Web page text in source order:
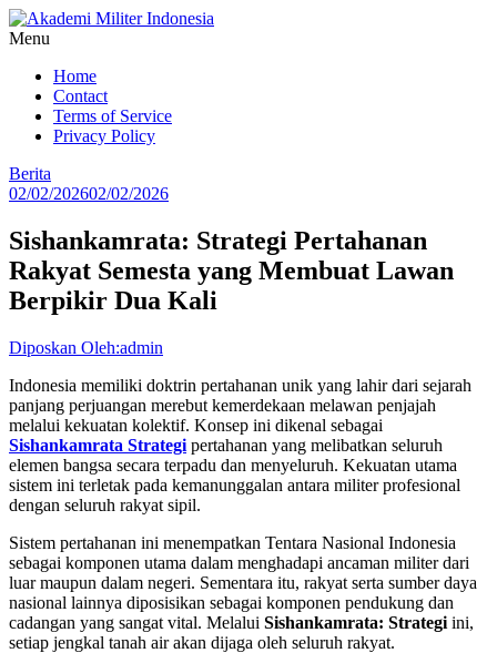
Lompat
ke
Militer
Indonesia
Papua,
Jiwa
Garda
Terdepan
Indonesia!
Menu
Home
Contact
Terms of Service
Privacy Policy
Berita
02/02/202602/02/2026
Sishankamrata: Strategi Pertahanan
Rakyat Semesta yang Membuat Lawan
Berpikir Dua Kali
Diposkan Oleh:admin
Indonesia memiliki doktrin pertahanan unik yang lahir dari sejarah
panjang perjuangan merebut kemerdekaan melawan penjajah
melalui kekuatan kolektif. Konsep ini dikenal sebagai
Sishankamrata Strategi pertahanan yang melibatkan seluruh
elemen bangsa secara terpadu dan menyeluruh. Kekuatan utama
sistem ini terletak pada kemanunggalan antara militer profesional
dengan seluruh rakyat sipil.
Sistem pertahanan ini menempatkan Tentara Nasional Indonesia
sebagai komponen utama dalam menghadapi ancaman militer dari
luar maupun dalam negeri. Sementara itu, rakyat serta sumber daya
nasional lainnya diposisikan sebagai komponen pendukung dan
cadangan yang sangat vital. Melalui Sishankamrata: Strategi ini,
setiap jengkal tanah air akan dijaga oleh seluruh rakyat.